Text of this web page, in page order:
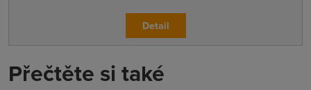
Detail
Přečtěte si také